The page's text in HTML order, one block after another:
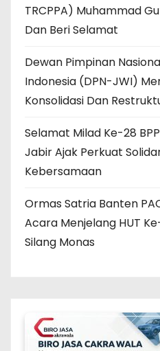
TRCPPA) Muhammad
Dan Beri Selamat
Dewan Pimpinan
Indonesia (DPN-JWI)
Konsolidasi Dan
Selamat Milad Ke-28
Jabir Ajak Perkuat
Kebersamaan
Ormas Satria Banten
Acara Menjelang HUT
Silang Monas